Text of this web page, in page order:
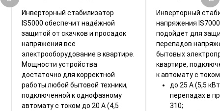
Инверторный стабилизатор
IS5000 обеспечит надёжной
защитой от скачков и просадок
напряжения всё
электрооборудование в квартире.
Мощности устройства
достаточно для корректной
работы любой бытовой техники,
подключенной к однофазному
автомату с током до 20 А (4,5
Инверторный
напряжения
подойдет для
перепадов
бытовых
квартире,
к автомату с
до 25 А (5,5
перепадах в
310;